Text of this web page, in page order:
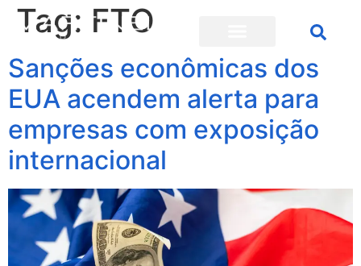
Tag: FTO
Sanções econômicas dos
EUA acendem alerta para
empresas com exposição
internacional